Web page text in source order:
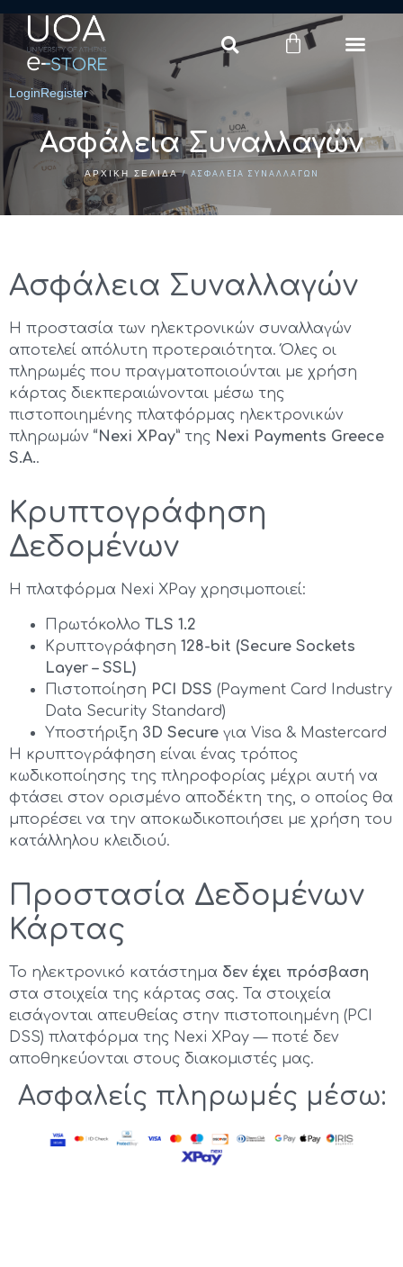
LoginRegister
Ασφάλεια Συναλλαγών
ΑΡΧΙΚΉ ΣΕΛΊΔΑ/ ΑΣΦΆΛΕΙΑ ΣΥΝΑΛΛΑΓΏΝ
Ασφάλεια Συναλλαγών
Η προστασία των ηλεκτρονικών συναλλαγών
αποτελεί απόλυτη προτεραιότητα. Όλες οι
πληρωμές που πραγματοποιούνται με χρήση
κάρτας διεκπεραιώνονται μέσω της
πιστοποιημένης πλατφόρμας ηλεκτρονικών
πληρωμών “Nexi XPay” της Nexi Payments Greece
S.A..
Κρυπτογράφηση
Δεδομένων
Η πλατφόρμα Nexi XPay χρησιμοποιεί:
Πρωτόκολλο TLS 1.2
Κρυπτογράφηση 128-bit (Secure Sockets
Layer – SSL)
Πιστοποίηση PCI DSS (Payment Card Industry
Data Security Standard)
Υποστήριξη 3D Secure για Visa & Mastercard
Η κρυπτογράφηση είναι ένας τρόπος
κωδικοποίησης της πληροφορίας μέχρι αυτή να
φτάσει στον ορισμένο αποδέκτη της, ο οποίος θα
μπορέσει να την αποκωδικοποιήσει με χρήση του
κατάλληλου κλειδιού.
Προστασία Δεδομένων
Κάρτας
Το ηλεκτρονικό κατάστημα δεν έχει πρόσβαση
στα στοιχεία της κάρτας σας. Τα στοιχεία
εισάγονται απευθείας στην πιστοποιημένη (PCI
DSS) πλατφόρμα της Nexi XPay — ποτέ δεν
αποθηκεύονται στους διακομιστές μας.
Ασφαλείς πληρωμές μέσω: